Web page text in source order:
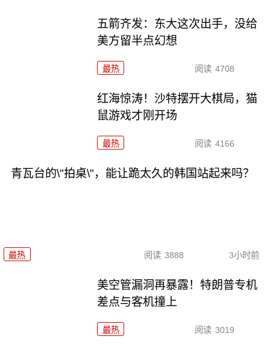
五箭齐发：东大这次出手，没给
美方留半点幻想
最热 阅读 4708
红海惊涛！沙特摆开大棋局，猫
鼠游戏才刚开场
最热 阅读 4166
青瓦台的\"拍桌\"，能让跪太久的韩国站起来吗？
最热 阅读 3888 3小时前
美空管漏洞再暴露！特朗普专机
差点与客机撞上
最热 阅读 3019